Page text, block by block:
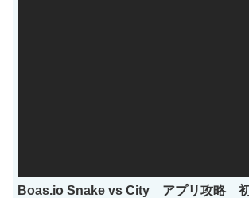
Boas.io Snake vs City アプリ攻略